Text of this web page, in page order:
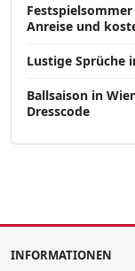
Anreise und
Lustige Sprüche
Ballsaison in
Dresscode
INFORMATIONEN